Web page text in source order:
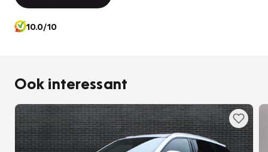
10.0/10
Ook interessant